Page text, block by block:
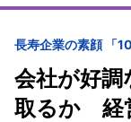
長寿企業の素顔 「
会社が好
取るか 経